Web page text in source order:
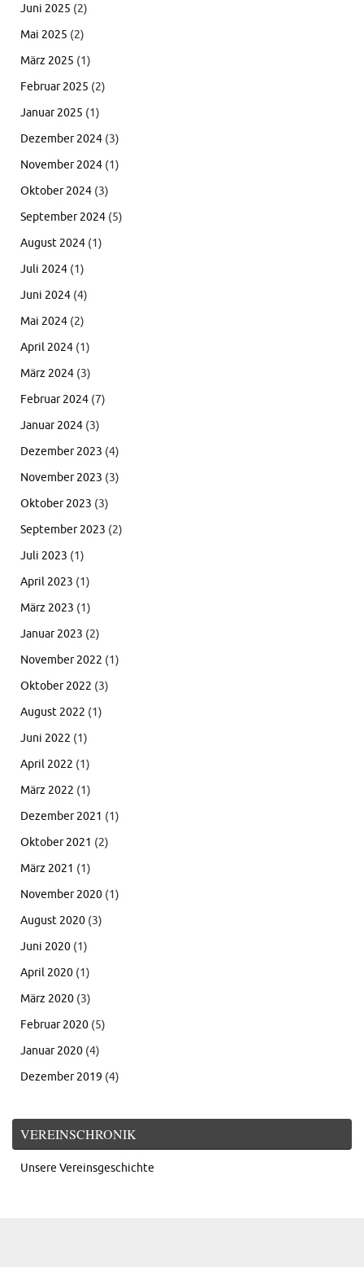
Juni 2025 (2)
Mai 2025 (2)
März 2025 (1)
Februar 2025 (2)
Januar 2025 (1)
Dezember 2024 (3)
November 2024 (1)
Oktober 2024 (3)
September 2024 (5)
August 2024 (1)
Juli 2024 (1)
Juni 2024 (4)
Mai 2024 (2)
April 2024 (1)
März 2024 (3)
Februar 2024 (7)
Januar 2024 (3)
Dezember 2023 (4)
November 2023 (3)
Oktober 2023 (3)
September 2023 (2)
Juli 2023 (1)
April 2023 (1)
März 2023 (1)
Januar 2023 (2)
November 2022 (1)
Oktober 2022 (3)
August 2022 (1)
Juni 2022 (1)
April 2022 (1)
März 2022 (1)
Dezember 2021 (1)
Oktober 2021 (2)
März 2021 (1)
November 2020 (1)
August 2020 (3)
Juni 2020 (1)
April 2020 (1)
März 2020 (3)
Februar 2020 (5)
Januar 2020 (4)
Dezember 2019 (4)
VEREINSCHRONIK
Unsere Vereinsgeschichte